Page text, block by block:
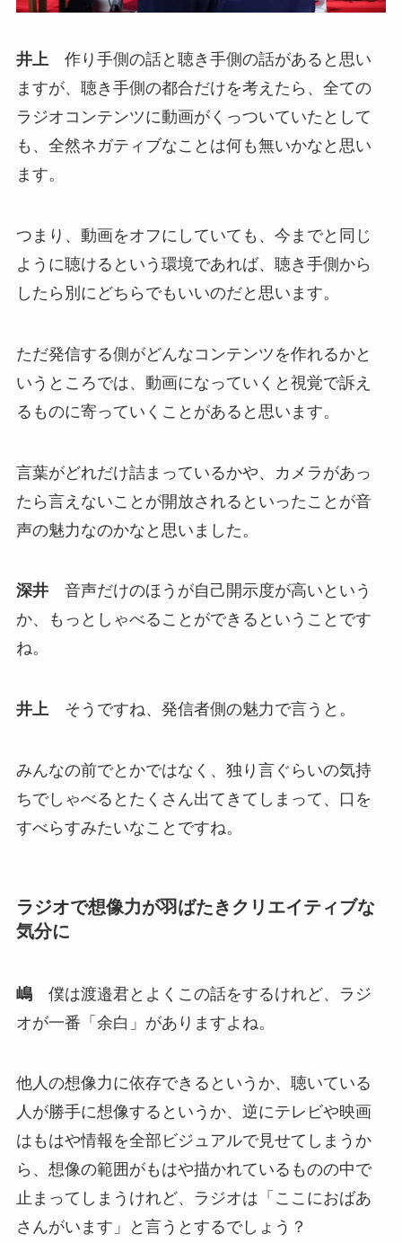
井上作り手側の話と聴き手側の話があると思い
ますが、聴き手側の都合だけを考えたら、全ての
ラジオコンテンツに動画がくっついていたとして
も、全然ネガティブなことは何も無いかなと思い
ます。
つまり、動画をオフにしていても、今までと同じ
ように聴けるという環境であれば、聴き手側から
したら別にどちらでもいいのだと思います。
ただ発信する側がどんなコンテンツを作れるかと
いうところでは、動画になっていくと視覚で訴え
るものに寄っていくことがあると思います。
言葉がどれだけ詰まっているかや、カメラがあっ
たら言えないことが開放されるといったことが音
声の魅力なのかなと思いました。
深井音声だけのほうが自己開示度が高いという
か、もっとしゃべることができるということです
ね。
井上そうですね、発信者側の魅力で言うと。
みんなの前でとかではなく、独り言ぐらいの気持
ちでしゃべるとたくさん出てきてしまって、口を
すべらすみたいなことですね。
ラジオで想像力が羽ばたきクリエイティブな
気分に
嶋僕は渡邉君とよくこの話をするけれど、ラジ
オが一番「余白」がありますよね。
他人の想像力に依存できるというか、聴いている
人が勝手に想像するというか、逆にテレビや映画
はもはや情報を全部ビジュアルで見せてしまうか
ら、想像の範囲がもはや描かれているものの中で
止まってしまうけれど、ラジオは「ここにおばあ
さんがいます」と言うとするでしょう？